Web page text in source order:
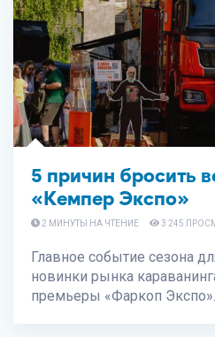
5 причин бросить
«Кемпер Экспо»
2 МИНУТЫ НА ЧТЕНИЕ 3 245
Главное событие сезона
новинки рынка
премьеры «Фаркоп Экспо».